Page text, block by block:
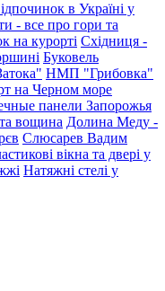
в Україні у
- все про гори та
на курорті Східниця -
Буковель
НМП "Грибовка"
на Черном море
панели Запорожья
вощина Долина Меду -
Слюсарев Вадим
вікна та двері у
Натяжні стелі у